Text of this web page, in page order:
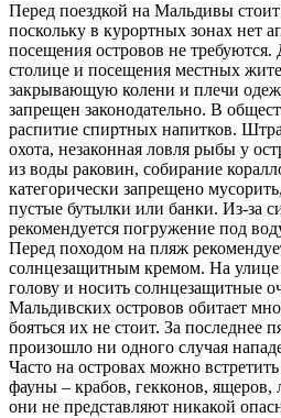
Перед поездкой на Мальдивы стоит
поскольку в курортных зонах нет
посещения островов не
столице и посещения местных
закрывающую колени и плечи
запрещен законодательно. В
распитие спиртных напитков.
охота, незаконная ловля рыбы у
из воды раковин, собирание
категорически запрещено
пустые бутылки или банки. Из-за
рекомендуется погружение под
Перед походом на пляж
солнцезащитным кремом. На улице
голову и носить солнцезащитные
Мальдивских островов обитает
бояться их не стоит. За последнее
произошло ни одного случая
Часто на островах можно
фауны – крабов, гекконов, ящеров,
они не представляют никакой